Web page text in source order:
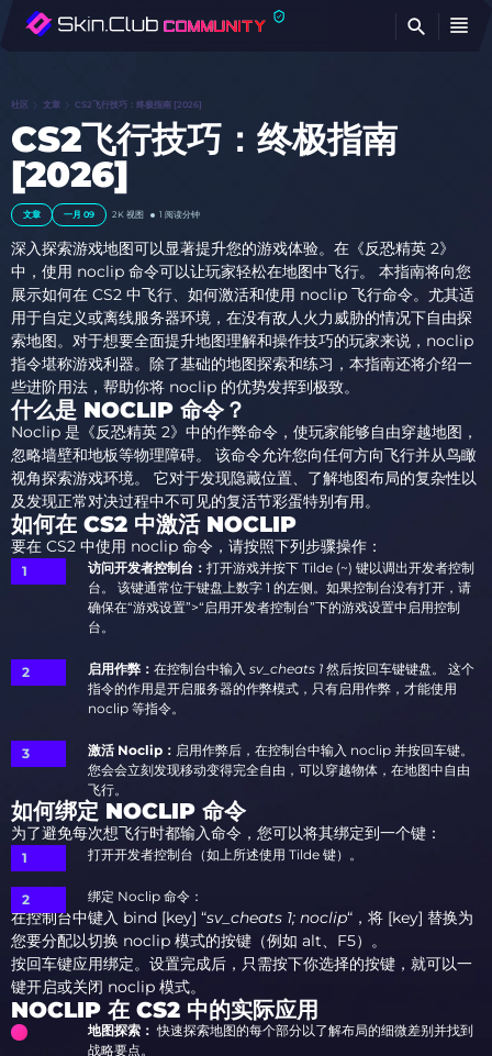
社区 文章 CS2飞行技巧：终极指南 [2026]
CS2飞行技巧：终极指南
[2026]
文章 一月 09 2K 视图 1 阅读分钟
深入探索游戏地图可以显著提升您的游戏体验。在《反恐精英 2》
中，使用 noclip 命令可以让玩家轻松在地图中飞行。 本指南将向您
展示如何在 CS2 中飞行、如何激活和使用 noclip 飞行命令。尤其适
用于自定义或离线服务器环境，在没有敌人火力威胁的情况下自由探
索地图。对于想要全面提升地图理解和操作技巧的玩家来说，noclip
指令堪称游戏利器。除了基础的地图探索和练习，本指南还将介绍一
些进阶用法，帮助你将 noclip 的优势发挥到极致。
什么是 NOCLIP 命令？
Noclip 是《反恐精英 2》中的作弊命令，使玩家能够自由穿越地图，
忽略墙壁和地板等物理障碍。 该命令允许您向任何方向飞行并从鸟瞰
视角探索游戏环境。 它对于发现隐藏位置、了解地图布局的复杂性以
及发现正常对决过程中不可见的复活节彩蛋特别有用。
如何在 CS2 中激活 NOCLIP
要在 CS2 中使用 noclip 命令，请按照下列步骤操作：
访问开发者控制台： 打开游戏并按下 Tilde (~) 键以调出开发者控制
台。 该键通常位于键盘上数字 1 的左侧。如果控制台没有打开，请
确保在“游戏设置”>“启用开发者控制台”下的游戏设置中启用控制
台。
启用作弊： 在控制台中输入 sv_cheats 1 然后按回车键键盘。 这个
指令的作用是开启服务器的作弊模式，只有启用作弊，才能使用
noclip 等指令。
激活 Noclip： 启用作弊后，在控制台中输入 noclip 并按回车键。
您会会立刻发现移动变得完全自由，可以穿越物体，在地图中自由
飞行。
如何绑定 NOCLIP 命令
为了避免每次想飞行时都输入命令，您可以将其绑定到一个键：
打开开发者控制台（如上所述使用 Tilde 键）。
绑定 Noclip 命令：
在控制台中键入 bind [key] “sv_cheats 1; noclip“，将 [key] 替换为
您要分配以切换 noclip 模式的按键（例如 alt、F5）。
按回车键应用绑定。设置完成后，只需按下你选择的按键，就可以一
键开启或关闭 noclip 模式。
NOCLIP 在 CS2 中的实际应用
地图探索： 快速探索地图的每个部分以了解布局的细微差别并找到
战略要点。